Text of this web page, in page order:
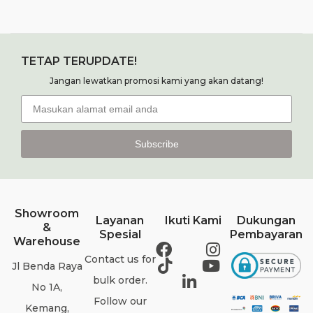
TETAP TERUPDATE!
Jangan lewatkan promosi kami yang akan datang!
Subscribe
Showroom
&
Warehouse
Jl Benda Raya
No 1A,
Kemang,
Layanan
Spesial
Contact us for
bulk order.
Follow our
Ikuti Kami
Dukungan
Pembayaran